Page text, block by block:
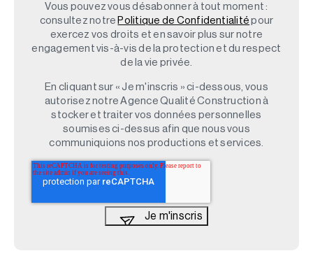
Vous pouvez vous désabonner à tout moment :
consultez notre Politique de Confidentialité pour
exercez vos droits et en savoir plus sur notre
engagement vis-à-vis de la protection et du respect
de la vie privée.
En cliquant sur « Je m'inscris » ci-dessous, vous
autorisez notre Agence Qualité Construction à
stocker et traiter vos données personnelles
soumises ci-dessus afin que nous vous
communiquions nos productions et services.